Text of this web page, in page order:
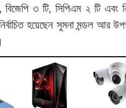
৩ টি, সিপিএম ২ টি এবং
হয়েছেন সুমনা মন্ডল আর